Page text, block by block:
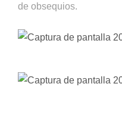
de obsequios.